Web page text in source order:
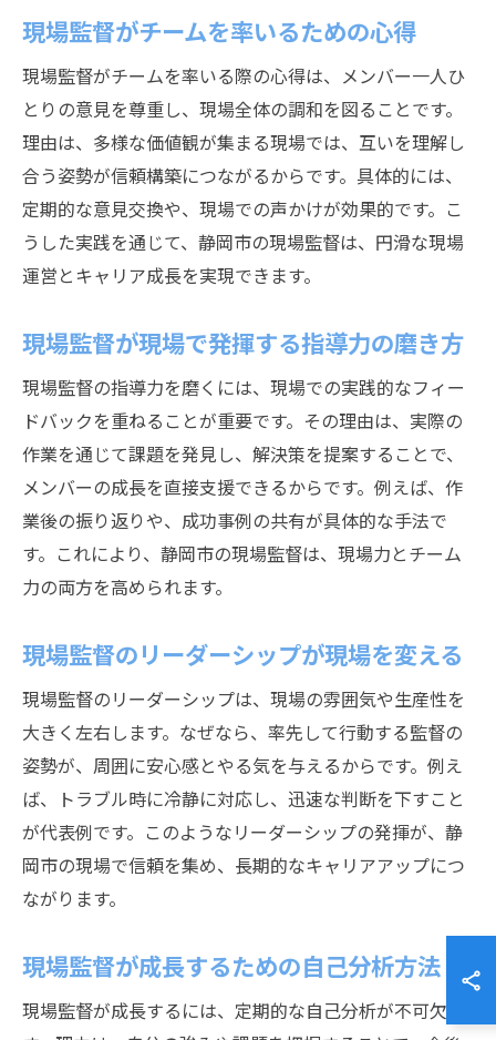
現場監督がチームを率いるための心得
現場監督がチームを率いる際の心得は、メンバー一人ひ
とりの意見を尊重し、現場全体の調和を図ることです。
理由は、多様な価値観が集まる現場では、互いを理解し
合う姿勢が信頼構築につながるからです。具体的には、
定期的な意見交換や、現場での声かけが効果的です。こ
うした実践を通じて、静岡市の現場監督は、円滑な現場
運営とキャリア成長を実現できます。
現場監督が現場で発揮する指導力の磨き方
現場監督の指導力を磨くには、現場での実践的なフィー
ドバックを重ねることが重要です。その理由は、実際の
作業を通じて課題を発見し、解決策を提案することで、
メンバーの成長を直接支援できるからです。例えば、作
業後の振り返りや、成功事例の共有が具体的な手法で
す。これにより、静岡市の現場監督は、現場力とチーム
力の両方を高められます。
現場監督のリーダーシップが現場を変える
現場監督のリーダーシップは、現場の雰囲気や生産性を
大きく左右します。なぜなら、率先して行動する監督の
姿勢が、周囲に安心感とやる気を与えるからです。例え
ば、トラブル時に冷静に対応し、迅速な判断を下すこと
が代表例です。このようなリーダーシップの発揮が、静
岡市の現場で信頼を集め、長期的なキャリアアップにつ
ながります。
現場監督が成長するための自己分析方法
現場監督が成長するには、定期的な自己分析が不可欠で